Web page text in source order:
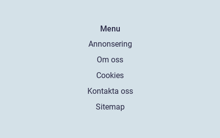
Menu
Annonsering
Om oss
Cookies
Kontakta oss
Sitemap